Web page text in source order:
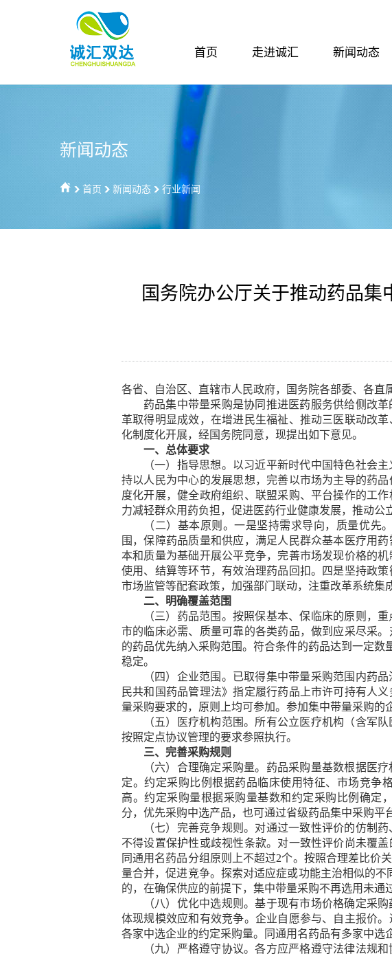
首页 走进诚汇
公司介绍
荣誉资质
企业
新闻动态
公司新闻
原料药研发能力
环保能力
新闻动态
首页 新闻动态 行业新闻
国务院办公厅关于推动药品
各省、自治区、直辖市人民政府，国务院各部委、各直
药品集中带量采购是协同推进医药服务供给侧改
革取得明显成效，在增进民生福祉、推动三医联动改
化制度化开展，经国务院同意，现提出如下意见。
一、总体要求
（一）指导思想。 以习近平新时代中国特色社会
持以人民为中心的发展思想，完善以市场为主导的药
度化开展，健全政府组织、联盟采购、平台操作的工
力减轻群众用药负担，促进医药行业健康发展，推动公
（二）基本原则。一是坚持需求导向，质量优先
围，保障药品质量和供应，满足人民群众基本医疗用药
本和质量为基础开展公平竞争，完善市场发现价格的机
使用、结算等环节，有效治理药品回扣。
四是坚持政策
市场监管等配套政策，加强部门联动，注重改革系统集
二、明确覆盖范围
（三）药品范围。 按照保基本、保临床的原则，
市的临床必需、质量可靠的各类药品，做到应采尽采
的药品优先纳入采购范围。符合条件的药品达到一定
稳定。
（四）企业范围。
已取得集中带量采购范围内药
民共和国药品管理法》指定履行药品上市许可持有人
量采购要求的，原则上均可参加。参加集中带量采购的
（五）医疗机构范围。 所有公立医疗机构（含军
按照定点协议管理的要求参照执行。
三、完善采购规则
（六）合理确定采购量。 药品采购量基数根据医
定。约定采购比例根据药品临床使用特征、市场竞争
高。约定采购量根据采购量基数和约定采购比例确定
分，优先采购中选产品，也可通过省级药品集中采购平
（七）完善竞争规则。 对通过一致性评价的仿制
不得设置保护性或歧视性条款。对一致性评价尚未覆
同通用名药品分组原则上不超过2个。按照合理差比价
量合并，促进竞争。探索对适应症或功能主治相似的
的，在确保供应的前提下，集中带量采购不再选用未通
（八）优化中选规则。基于现有市场价格确定采
体现规模效应和有效竞争。企业自愿参与、自主报价
各家中选企业的约定采购量。同通用名药品有多家中选
（九）严格遵守协议。各方应严格遵守法律法规